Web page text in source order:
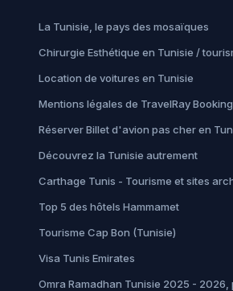
La Tunisie, le pays des mosaïques
Chirurgie Esthétique en Tunisie /
Location de voitures en Tunisie
Mentions légales de TravelRay
Réserver Billet d'avion pas cher en
Découvrez la Tunisie autrement
Carthage Tunis - Tourisme et sites
Top 5 des hôtels Hammamet
Tourisme Cap Bon (Tunisie)
Visa Tunis Emirates
Omra Ramadhan Tunisie 2025 -